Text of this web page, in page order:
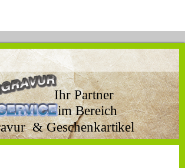
& Geschenkartikel